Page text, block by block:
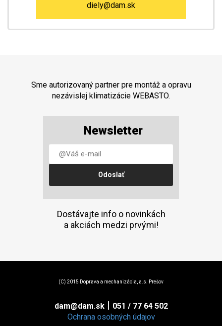
diely@dam.sk
Sme autorizovaný partner pre montáž a opravu
nezávislej klimatizácie WEBASTO.
Newsletter
Dostávajte info o novinkách
a akciách medzi prvými!
(C) 2015 Doprava a mechanizácia, a.s. Prešov
dam@dam.sk| 051 / 77 64 502
Ochrana osobných údajov